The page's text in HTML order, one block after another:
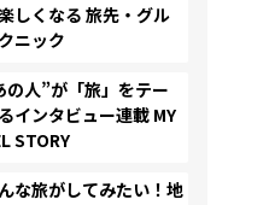
しくなる 旅先・グル
ニック
の人”が「旅」をテー
インタビュー連載 MY
STORY
な旅がしてみたい！地